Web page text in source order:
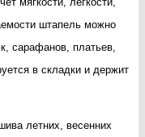
штапель можно
сарафанов, платьев,
в складки и держит
летних, весенних